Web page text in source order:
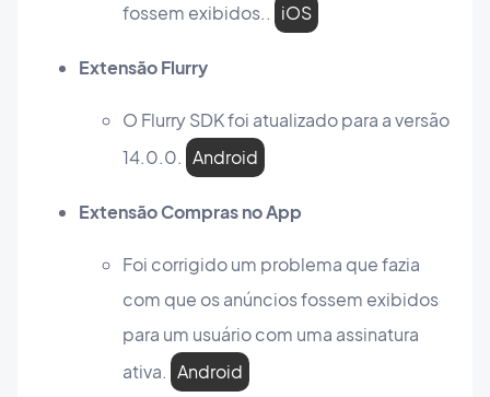
fossem exibidos.. iOS
Extensão Flurry
O Flurry SDK foi atualizado para a versão
14.0.0. Android
Extensão Compras no App
Foi corrigido um problema que fazia
com que os anúncios fossem exibidos
para um usuário com uma assinatura
ativa. Android